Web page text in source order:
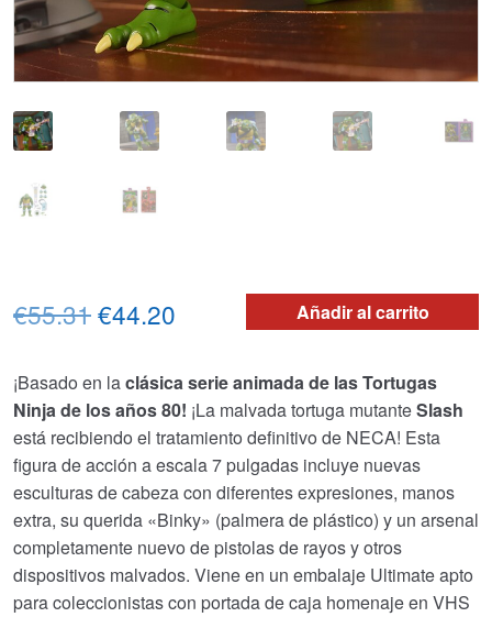
Añadir al carrito
€55.31El
original
era:
€55.31.
€44.20
actual
es:
€44.20.
¡Basado en laclásica serie animada de las Tortugas
Ninja de los años 80! ¡La malvada tortuga mutanteSlash
está recibiendo el tratamiento definitivo de NECA! Esta
figura de acción a escala 7 pulgadas incluye nuevas
esculturas de cabeza con diferentes expresiones, manos
extra, su querida «Binky» (palmera de plástico) y un arsenal
completamente nuevo de pistolas de rayos y otros
dispositivos malvados. Viene en un embalaje Ultimate apto
para coleccionistas con portada de caja homenaje en VHS